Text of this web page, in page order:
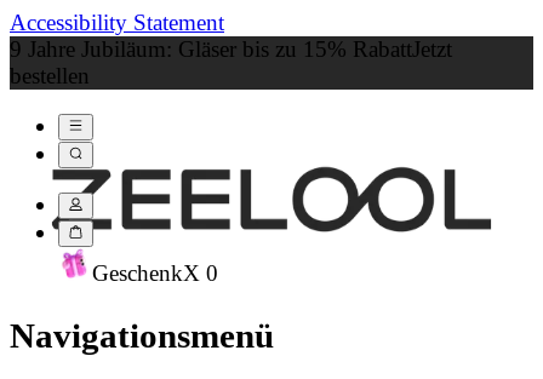
Accessibility Statement
9 Jahre Jubiläum: Gläser bis zu 15% RabattJetzt
bestellen
GeschenkX 0
Navigationsmenü